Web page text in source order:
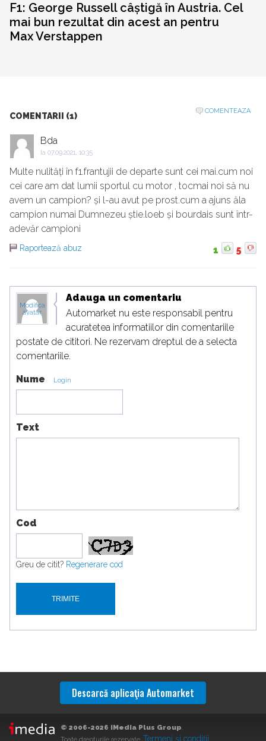
F1: George Russell câștigă în Austria. Cel
mai bun rezultat din acest an pentru
Max Verstappen
COMENTARII (1)
COMENTEAZA
Bda
la 07.09.2021, 10:35
Multe nulități în f1.frantujii de departe sunt cei mai.cum noi
cei care am dat lumii sportul cu motor , tocmai noi să nu
avem un campion? și l-au avut pe prost.cum a ajuns ăla
campion numai Dumnezeu știe.loeb și bourdais sunt într-
adevăr campioni
Raportează abuz 1 5
Modifica
avatar
Adauga un comentariu
Automarket nu este responsabil pentru
acuratetea informatiilor din comentariile
postate de cititori. Ne rezervam dreptul de a selecta
comentariile.
Nume Login
Text
Cod
Greu de citit? Regenerare cod
Descarcă aplicaţia Automarket
© 2006-2026 iMedia Plus Group.
Termeni şi condiţii